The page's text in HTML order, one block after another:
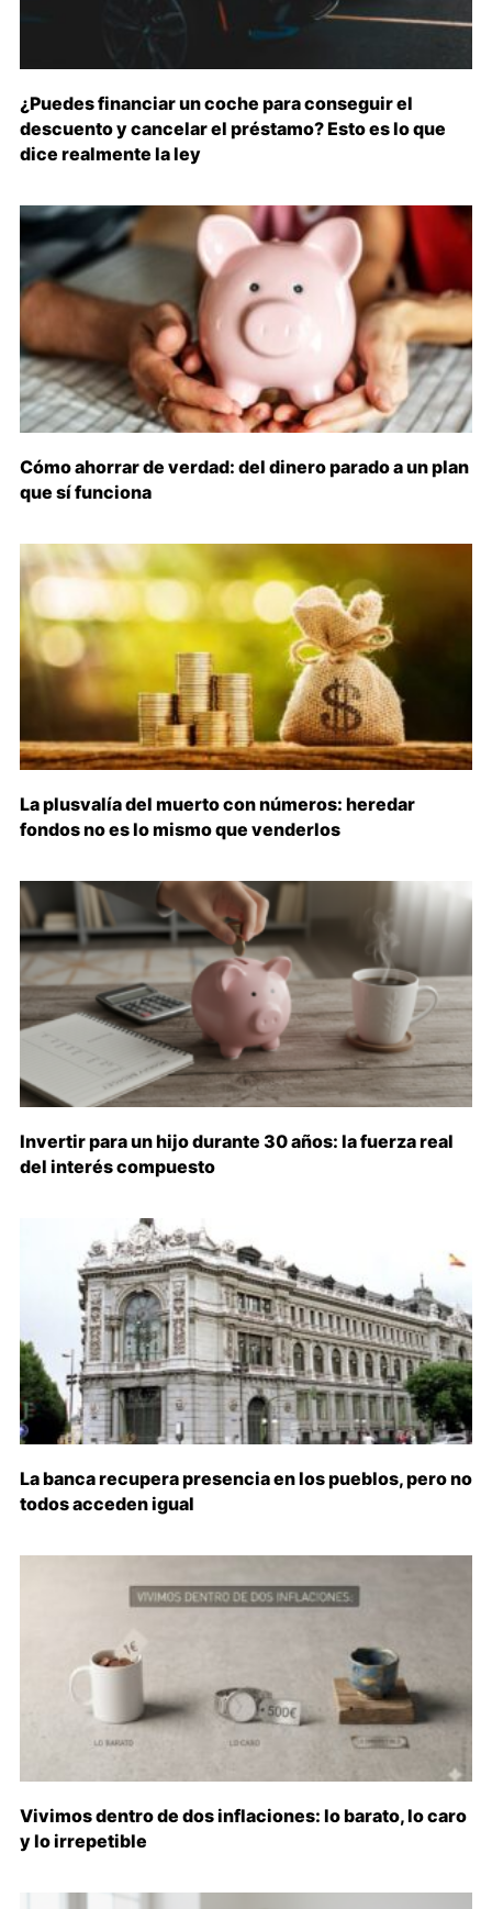
¿Puedes financiar un coche para conseguir el
descuento y cancelar el préstamo? Esto es lo que
dice realmente la ley
Cómo ahorrar de verdad: del dinero parado a un plan
que sí funciona
La plusvalía del muerto con números: heredar
fondos no es lo mismo que venderlos
Invertir para un hijo durante 30 años: la fuerza real
del interés compuesto
La banca recupera presencia en los pueblos, pero no
todos acceden igual
Vivimos dentro de dos inflaciones: lo barato, lo caro
y lo irrepetible